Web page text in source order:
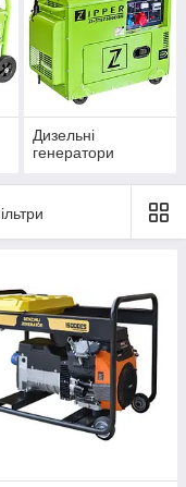
Дизельні
генератори